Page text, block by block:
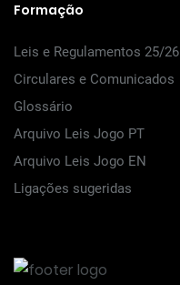
Formação
Leis e Regulamentos 25/26
Circulares e Comunicados
Glossário
Arquivo Leis Jogo PT
Arquivo Leis Jogo EN
Ligações sugeridas